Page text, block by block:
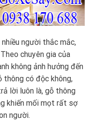
người thắc mắc,
chuyên gia của
không ảnh hưởng đến
thông có độc không,
lời luôn là, gỗ thông
khiến mối mọt rất sợ
người.